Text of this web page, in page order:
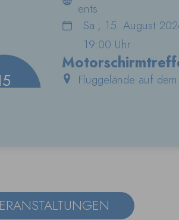
Sa., 15. August
19:00 Uhr
ents
Flugplatz auf dem
Fluggelände auf